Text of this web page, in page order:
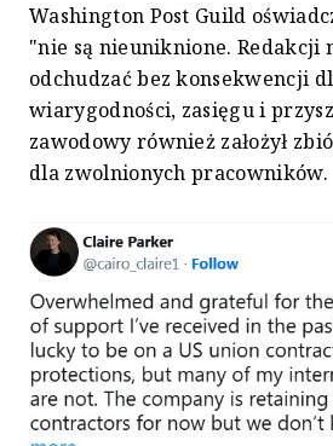
Washington Post Guild
"nie są nieuniknione. Redakcji
odchudzać bez konsekwencji
wiarygodności, zasięgu i
zawodowy również założył
dla zwolnionych pracowników.